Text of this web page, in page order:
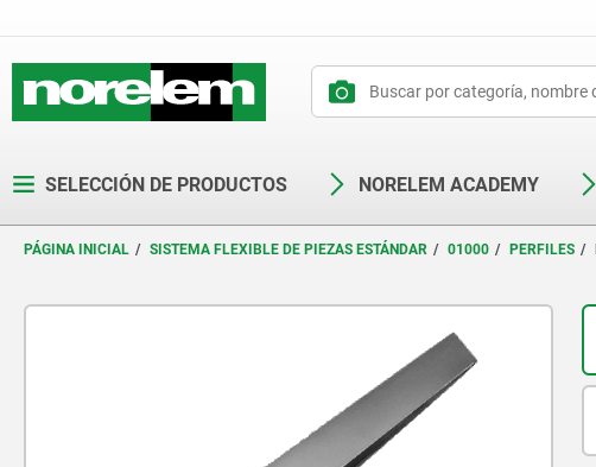
SELECCIÓN DE PRODUCTOS NORELEM ACADEMY
PÁGINA INICIAL SISTEMA FLEXIBLE DE PIEZAS ESTÁNDAR 01000 PERFILES